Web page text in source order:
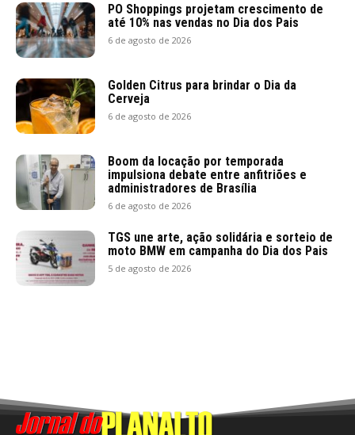
PO Shoppings projetam crescimento de
até 10% nas vendas no Dia dos Pais
6 de agosto de 2026
Golden Citrus para brindar o Dia da
Cerveja
6 de agosto de 2026
Boom da locação por temporada
impulsiona debate entre anfitriões e
administradores de Brasília
6 de agosto de 2026
TGS une arte, ação solidária e sorteio de
moto BMW em campanha do Dia dos Pais
5 de agosto de 2026